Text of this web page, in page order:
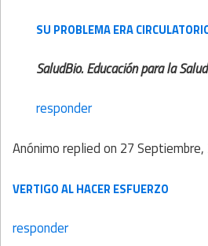
SU PROBLEMA ERA
SaludBio. Educación para la Salud
responder
Anónimoreplied on 27
VERTIGO AL HACER ESFUERZO
responder